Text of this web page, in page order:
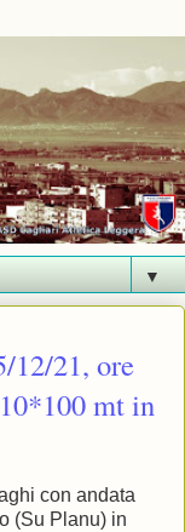
▼
12/21, ore
mt in
con andata
(Su Planu) in